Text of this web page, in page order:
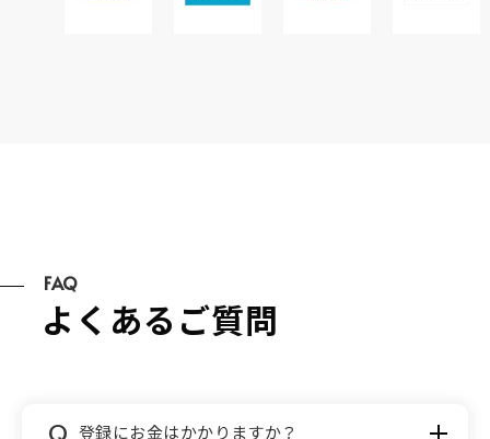
FAQ
よくあるご質問
Q 登録にお金はかかりますか？